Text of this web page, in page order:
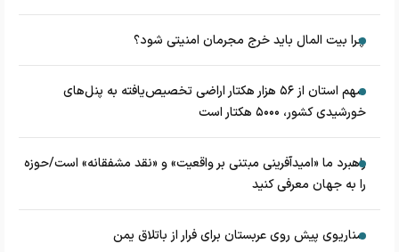
چرا بیت المال باید خرج مجرمان امنیتی شود؟
سهم استان از ۵۶ هزار هکتار اراضی تخصیص‌یافته به پنل‌های
خورشیدی کشور، ۵۰۰۰ هکتار است
راهبرد ما «امیدآفرینی مبتنی بر واقعیت» و «نقد مشفقانه» است/حوزه
را به جهان معرفی کنید
سناریوی پیش روی عربستان برای فرار از باتلاق یمن